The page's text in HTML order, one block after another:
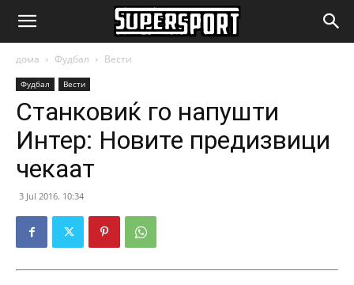
SuperSport.mk
дома Фудбал Вести
Фудбал Вести
Станковиќ го напушти
Интер: Новите предизвици
чекаат
3 Jul 2016. 10:34